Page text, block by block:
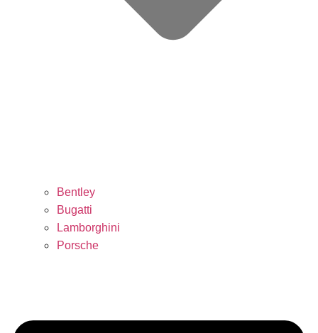
Bentley
Bugatti
Lamborghini
Porsche